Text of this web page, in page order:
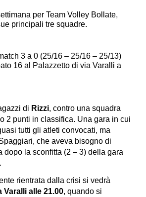
per Team Volley Bollate,
principali tre squadre.
3 a 0 (25/16 – 25/16 – 25/13)
16 al Palazzetto di via Varalli a
di Rizzi, contro una squadra
2 punti in classifica. Una gara in cui
tutti gli atleti convocati, ma
che aveva bisogno di
la sconfitta (2 – 3) della gara
rientrata dalla crisi si vedrà
alle 21.00, quando si